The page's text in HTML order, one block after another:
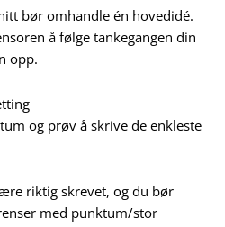
bør omhandle én hovedidé.
å følge tankegangen din
opp.
og prøv å skrive de enkleste
riktig skrevet, og du bør
med punktum/stor